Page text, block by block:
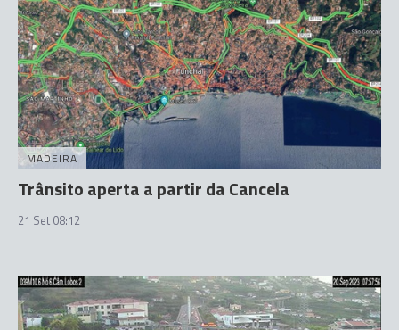
MADEIRA
Trânsito aperta a partir da Cancela
21 Set 08:12